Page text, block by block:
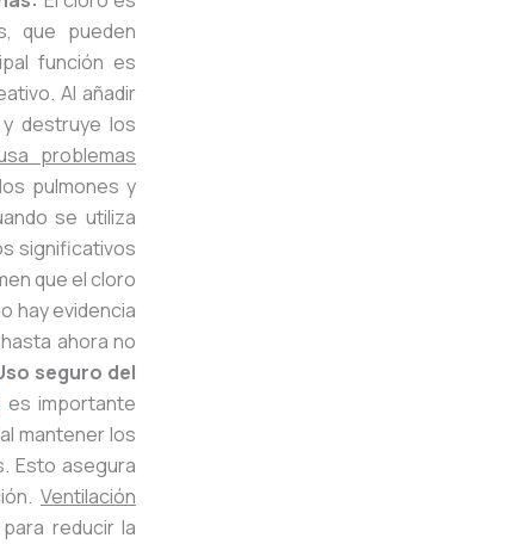
que pueden
función es
Al añadir
destruye los
problemas
pulmones y
se utiliza
significativos
que el cloro
hay evidencia
ahora no
seguro del
es importante
mantener los
Esto asegura
Ventilación
reducir la